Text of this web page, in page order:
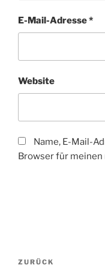
E-Mail-Adresse*
Website
Name, E-Mail-
Browser für
Vorheriger
ZURÜCK